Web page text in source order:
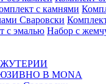
с камнями
Сваровски
с эмалью Набор с
В MONA